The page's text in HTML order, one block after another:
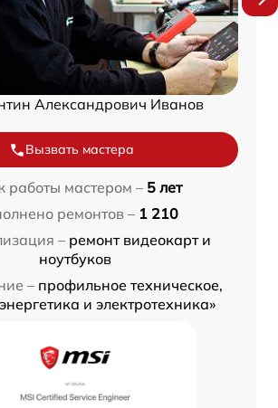
Александрович Иванов
Вызвать мастера
работы мастером – 5 лет
ремонтов – 1 210
– ремонт видеокарт и
ноутбуков
– профильное техническое,
и электротехника»